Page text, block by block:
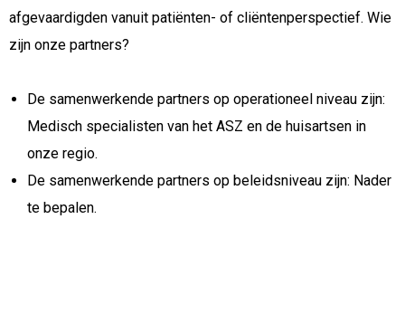
afgevaardigden vanuit patiënten- of cliëntenperspectief. Wie
zijn onze partners?
De samenwerkende partners op operationeel niveau zijn:
Medisch specialisten van het ASZ en de huisartsen in
onze regio.
De samenwerkende partners op beleidsniveau zijn: Nader
te bepalen.